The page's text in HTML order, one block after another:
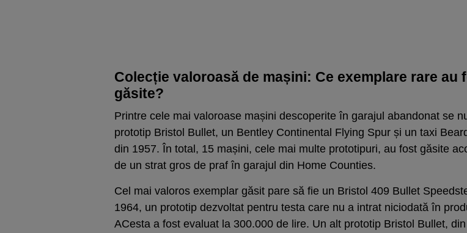
Colecție valoroasă de mașini: Ce exemplare rare au
găsite?
Printre cele mai valoroase mașini descoperite în garajul abandonat se
prototip Bristol Bullet, un Bentley Continental Flying Spur și un taxi
din 1957. În total, 15 mașini, cele mai multe prototipuri, au fost găsite
de un strat gros de praf în garajul din Home Counties.
Cel mai valoros exemplar găsit pare să fie un Bristol 409 Bullet
1964, un prototip dezvoltat pentru testa care nu a intrat niciodată în
ACesta a fost evaluat la 300.000 de lire. Un alt prototip Bristol Bullet,